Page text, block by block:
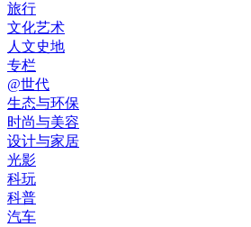
旅行
文化艺术
人文史地
专栏
@世代
生态与环保
时尚与美容
设计与家居
光影
科玩
科普
汽车